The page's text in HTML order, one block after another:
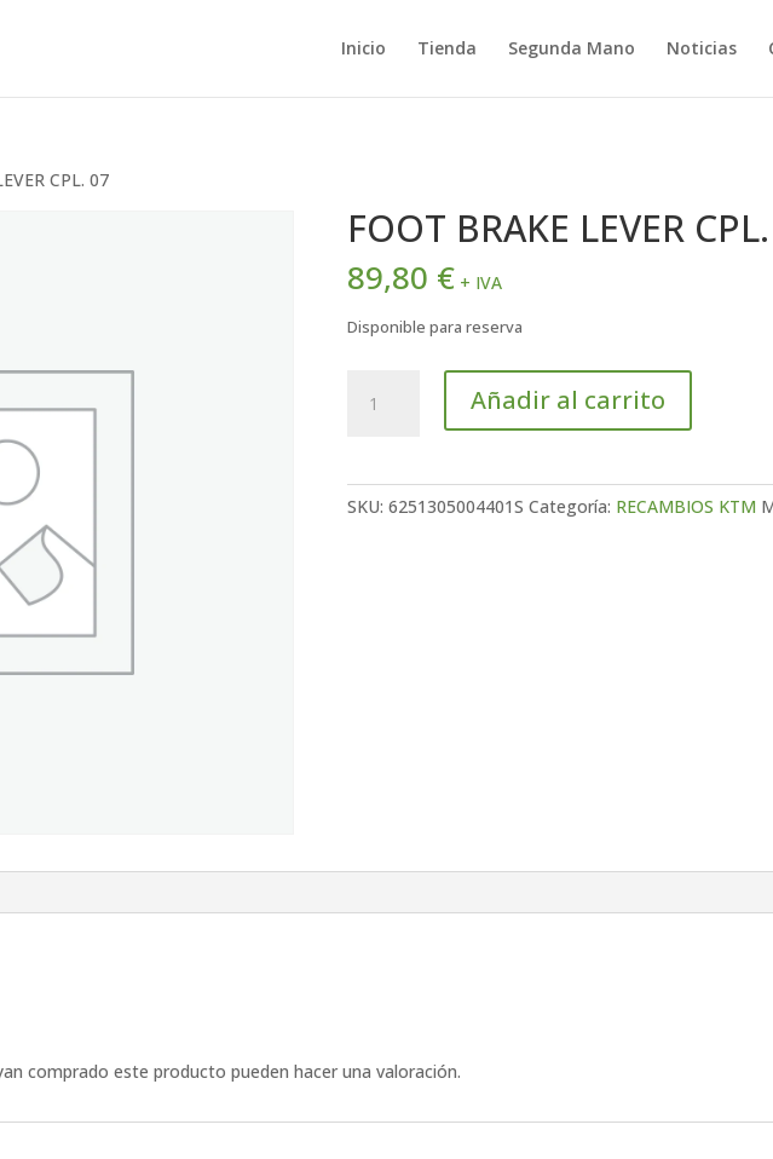
Inicio Tienda Segunda Mano Noticias
CPL. 07
FOOT BRAKE LEVER
89,80 € + IVA
Disponible para reserva
BRAKE
Añadir al carrito
SKU: 6251305004401S Categoría: RECAMBIOS KTM
comprado este producto pueden hacer una valoración.